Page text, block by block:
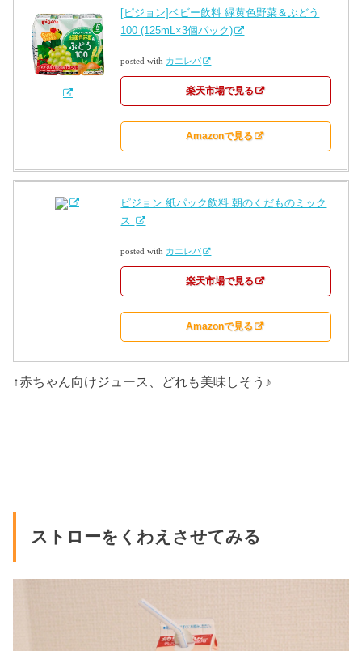
[ピジョン]ベビー飲料 緑黄色野菜＆ぶどう
100 (125mL×3個パック)
posted with カエレバ
楽天市場で見る
Amazonで見る
ピジョン 紙パック飲料 朝のくだものミック
ス
posted with カエレバ
楽天市場で見る
Amazonで見る
↑赤ちゃん向けジュース、どれも美味しそう♪
ストローをくわえさせてみる